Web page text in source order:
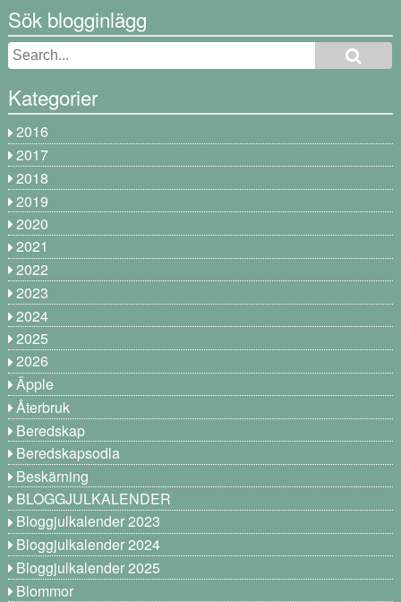
Sök blogginlägg
Kategorier
2016
2017
2018
2019
2020
2021
2022
2023
2024
2025
2026
Äpple
Återbruk
Beredskap
Beredskapsodla
Beskärning
BLOGGJULKALENDER
Bloggjulkalender 2023
Bloggjulkalender 2024
Bloggjulkalender 2025
Blommor